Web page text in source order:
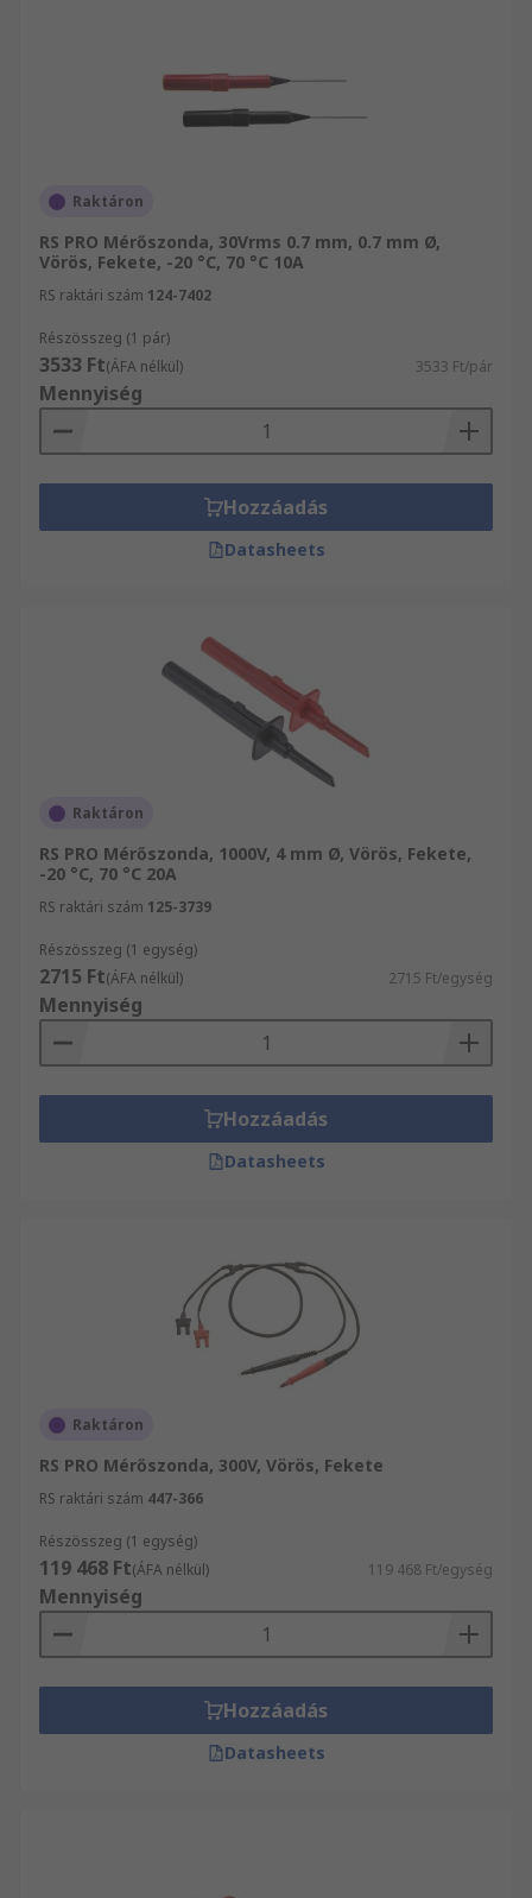
Raktáron
RS PRO Mérőszonda, 30Vrms 0.7 mm, 0.7 mm Ø,
Vörös, Fekete, -20 °C, 70 °C 10A
RS raktári szám 124-7402
Részösszeg (1 pár)
3533 Ft(ÁFA nélkül) 3533 Ft/pár
Mennyiség
Hozzáadás
Datasheets
Raktáron
RS PRO Mérőszonda, 1000V, 4 mm Ø, Vörös, Fekete,
-20 °C, 70 °C 20A
RS raktári szám 125-3739
Részösszeg (1 egység)
2715 Ft(ÁFA nélkül) 2715 Ft/egység
Mennyiség
Hozzáadás
Datasheets
Raktáron
RS PRO Mérőszonda, 300V, Vörös, Fekete
RS raktári szám 447-366
Részösszeg (1 egység)
119 468 Ft(ÁFA nélkül) 119 468 Ft/egység
Mennyiség
Hozzáadás
Datasheets